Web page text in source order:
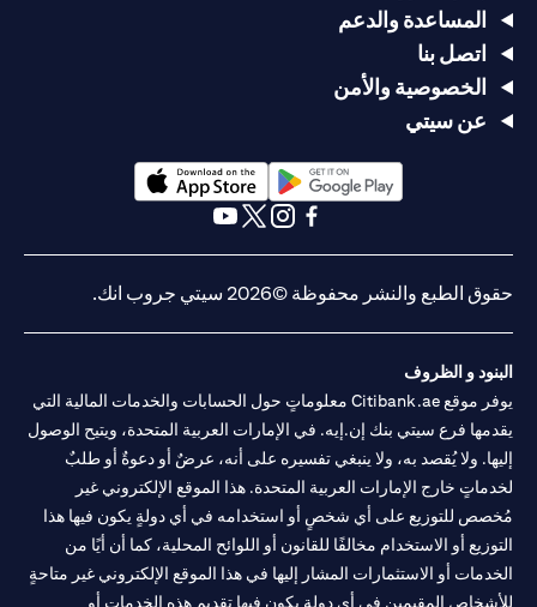
المساعدة والدعم
اتصل بنا
الخصوصية والأمن
عن سيتي
(opens in a new tab)
حقوق الطبع والنشر محفوظة ©2026 سيتي جروب انك.
البنود و الظروف
يوفر موقع Citibank.ae معلوماتٍ حول الحسابات والخدمات المالية التي
يقدمها فرع سيتي بنك إن.إيه. في الإمارات العربية المتحدة، ويتيح الوصول
إليها. ولا يُقصد به، ولا ينبغي تفسيره على أنه، عرضٌ أو دعوةٌ أو طلبٌ
لخدماتٍ خارج الإمارات العربية المتحدة. هذا الموقع الإلكتروني غير
مُخصص للتوزيع على أي شخصٍ أو استخدامه في أي دولةٍ يكون فيها هذا
التوزيع أو الاستخدام مخالفًا للقانون أو اللوائح المحلية، كما أن أيًا من
الخدمات أو الاستثمارات المشار إليها في هذا الموقع الإلكتروني غير متاحةٍ
للأشخاص المقيمين في أي دولةٍ يكون فيها تقديم هذه الخدمات أو